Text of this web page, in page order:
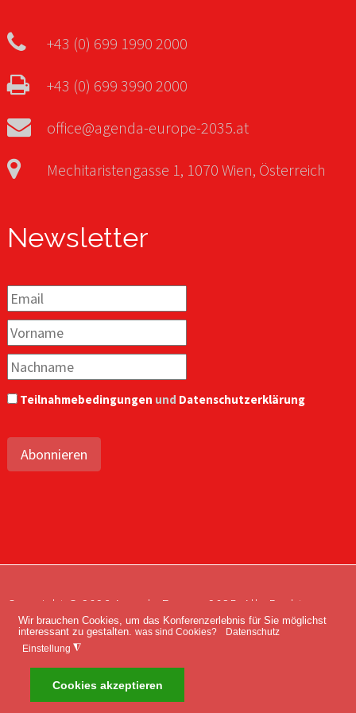
Wir brauchen Cookies, um das Konferenzerlebnis für Sie möglichst
interessant zu gestalten. was sind Cookies? Datenschutz
Einstellung ◮
Cookies akzeptieren
+43 (0) 699 1990 2000
+43 (0) 699 3990 2000
office@agenda-europe-2035.at
Mechitaristengasse 1, 1070 Wien, Österreich
Newsletter
Teilnahmebedingungen und Datenschutzerklärung
Abonnieren
Copyright © 2026 Agenda Europe 2035. Alle Rechte
vorbehalten.